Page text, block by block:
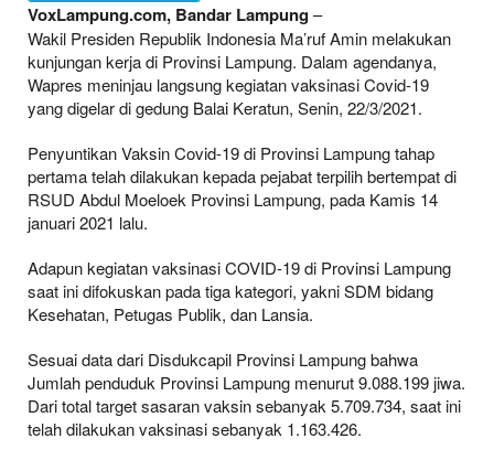
VoxLampung.com, Bandar Lampung–
Wakil Presiden Republik Indonesia Ma’ruf Amin melakukan
kunjungan kerja di Provinsi Lampung. Dalam agendanya,
Wapres meninjau langsung kegiatan vaksinasi Covid-19
yang digelar di gedung Balai Keratun, Senin, 22/3/2021.
Penyuntikan Vaksin Covid-19 di Provinsi Lampung tahap
pertama telah dilakukan kepada pejabat terpilih bertempat di
RSUD Abdul Moeloek Provinsi Lampung, pada Kamis 14
januari 2021 lalu.
Adapun kegiatan vaksinasi COVID-19 di Provinsi Lampung
saat ini difokuskan pada tiga kategori, yakni SDM bidang
Kesehatan, Petugas Publik, dan Lansia.
Sesuai data dari Disdukcapil Provinsi Lampung bahwa
Jumlah penduduk Provinsi Lampung menurut 9.088.199 jiwa.
Dari total target sasaran vaksin sebanyak 5.709.734, saat ini
telah dilakukan vaksinasi sebanyak 1.163.426.